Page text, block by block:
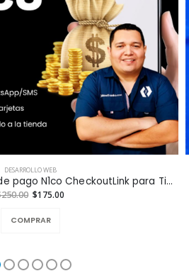
DESARROLLO WEB
Integración de Método de pago N1co CheckoutLink para Tiendas en Línea a la Medida
$175.00
COMPRAR